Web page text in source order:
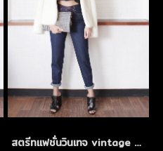
สตรีทแฟชั่นวินเทจ vintage mix and match